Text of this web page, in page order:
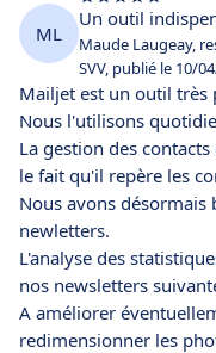
ML
Un outil
Maude Laugeay,
SVV, publié le 10/
Mailjet est un outil très
Nous l'utilisons
La gestion des
le fait qu'il repère les
Nous avons
newletters.
L'analyse des
nos newsletters
A améliorer
redimensionner les